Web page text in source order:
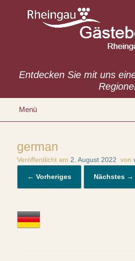
Entdecken Sie mit uns
Menü
german
Veröffentlicht am 2. August 2022 von
← Vorheriges Nächstes →